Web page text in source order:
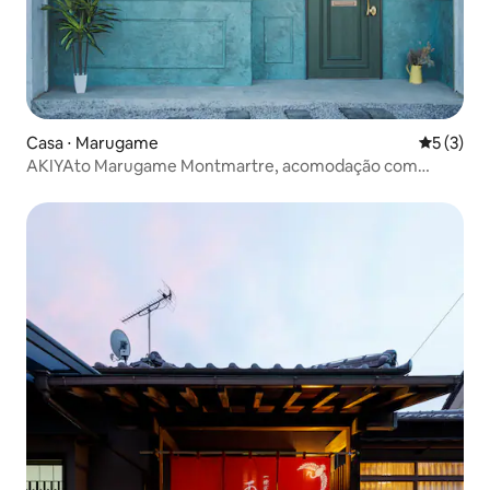
Casa ⋅ Marugame 5 de
5 (3)
AKIYAto Marugame Montmartre, acomodação com